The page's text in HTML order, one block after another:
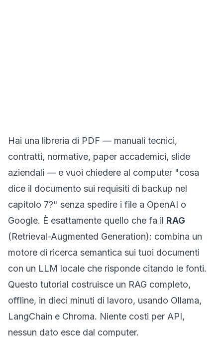
Hai una libreria di PDF — manuali tecnici,
contratti, normative, paper accademici, slide
aziendali — e vuoi chiedere al computer "cosa
dice il documento sui requisiti di backup nel
capitolo 7?" senza spedire i file a OpenAI o
Google. È esattamente quello che fa il RAG
(Retrieval-Augmented Generation): combina un
motore di ricerca semantica sui tuoi documenti
con un LLM locale che risponde citando le fonti.
Questo tutorial costruisce un RAG completo,
offline, in dieci minuti di lavoro, usando Ollama,
LangChain e Chroma. Niente costi per API,
nessun dato esce dal computer.